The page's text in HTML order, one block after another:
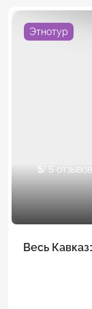
Этнотур
5/ 5 отзывов
Весь